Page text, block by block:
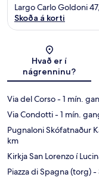
Largo Carlo Goldoni
Skoða á korti
Hvað er í
nágrenninu?
Via del Corso- 1 mín.
Via Condotti- 1 mín.
Pugnaloni Skófatnaður
km
Kirkja San Lorenzo í
Piazza di Spagna (torg)-